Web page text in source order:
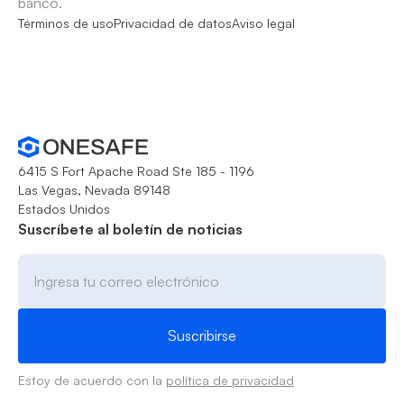
Términos de usoPrivacidad de datosAviso legal
6415 S Fort Apache Road Ste 185 - 1196
Las Vegas, Nevada 89148
Estados Unidos
Suscríbete al boletín de noticias
Estoy de acuerdo con la política de privacidad